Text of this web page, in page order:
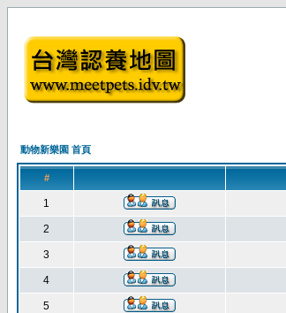
動物新樂園 首頁
#
1
2
3
4
5